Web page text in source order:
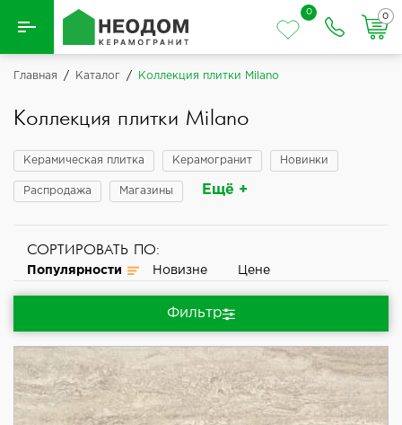
Назад
Вся плитка
Керамическая плитка
Керамогранит
0
0
Главная / Каталог / Коллекция плитки Milano
Коллекция плитки Milano
Керамическая плитка Керамогранит Новинки
Распродажа Магазины Ещё +
СОРТИРОВАТЬ ПО:
Популярности Новизне Цене
Фильтр